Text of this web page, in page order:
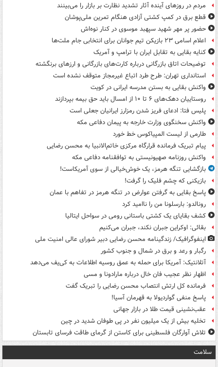
مردم در روزهای آینده آثار تشدید نظارت بر بازار را می‌بینند
قطع برق در کمپ کشتی آزادی هنگام تمرین ملی‌پوشان
حضور پر مهر شهید سپهبد موسوی در کنار نوه‌اش
اعلام اسامی ۲۳ بازیکن تیم جوانان برای انتخابی جام ملت‌ها
کنایه بقایی به تقابل ایران با ترامپ و آمریک
توضیحات اتاق بازرگانی درباره کارت‌های بازرگانی و ارزهای برنگشته
استانداری تهران: طرح طرد اتباع غیرمجاز متوقف نشده است
واکنش بقایی به بستن مدرسه ایرانی در کویت
روستاییان دهک‌های ۶ تا ۱۰ از امسال باید حق بیمه بپردازند
پلیس فتا: ادعای فریز شدن رمزارز ایرانیان جعلی است
واکنش سخنگوی وزارت خارجه به پیمان دفاعی مکه
طارمی از لیست المپیاکوس خط خورد
پیام تبریک فرمانده قرارگاه مرکزی خاتم‌الانبیا به محسن رضایی
واکنش روزنامه صهیونیستی به توافقنامه دفاعی مکه
بازگشایی تنگه هرمز، یک خوش‌خیالی از سوی آمریکاست!
بازیکنی که چشم فلیک را گرفت!
پاسخ بقایی به گرفتن عوارض در تنگه هرمز در تفاهم با عمان
رونالدو: بارسلونا من را ناامید کرد
کشف بقایای یک کشتی باستانی رومی در سواحل ایتالیا
بقائی: اوکراین جبران نکند، جبران می‌کنیم
اینفوگرافیک/ زندگینامه محسن رضایی دبیر شورای عالی امنیت‌ ملی
رگبار و رعد و برق در شمال و جنوب کشور
آتلانتیک: آمریکا برای حمله به عمق روسیه اطلاعات به کی‌یف می‌دهد
اظهار نظر عجیب فان خال درباره مارادونا و مسی
فرمانده کل ارتش انتصاب محسن رضایی را تبریک گفت
پاسخ منفی گواردیولا به قهرمان آسیا!
عقب‌نشینی قیمت طلا در بازار جهانی
تخلیه بیش از یک میلیون نفر در پی طوفان شدید در چین
تلاش آوارگان فلسطینی برای کاستن از گرمای طاقت فرسای تابستان
سلامت